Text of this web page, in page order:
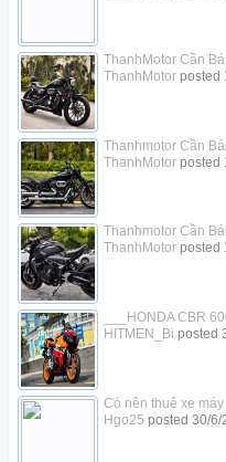
ThanhMotor Cần
ThanhMotorposted
Thanhmotor Cần
ThanhMotorposted
Thanhmotor Cần
ThanhMotorposted
___HONDA CBR
HITMEN_Bi posted
Có nên thuê xe
Hgo25 posted 30/6/